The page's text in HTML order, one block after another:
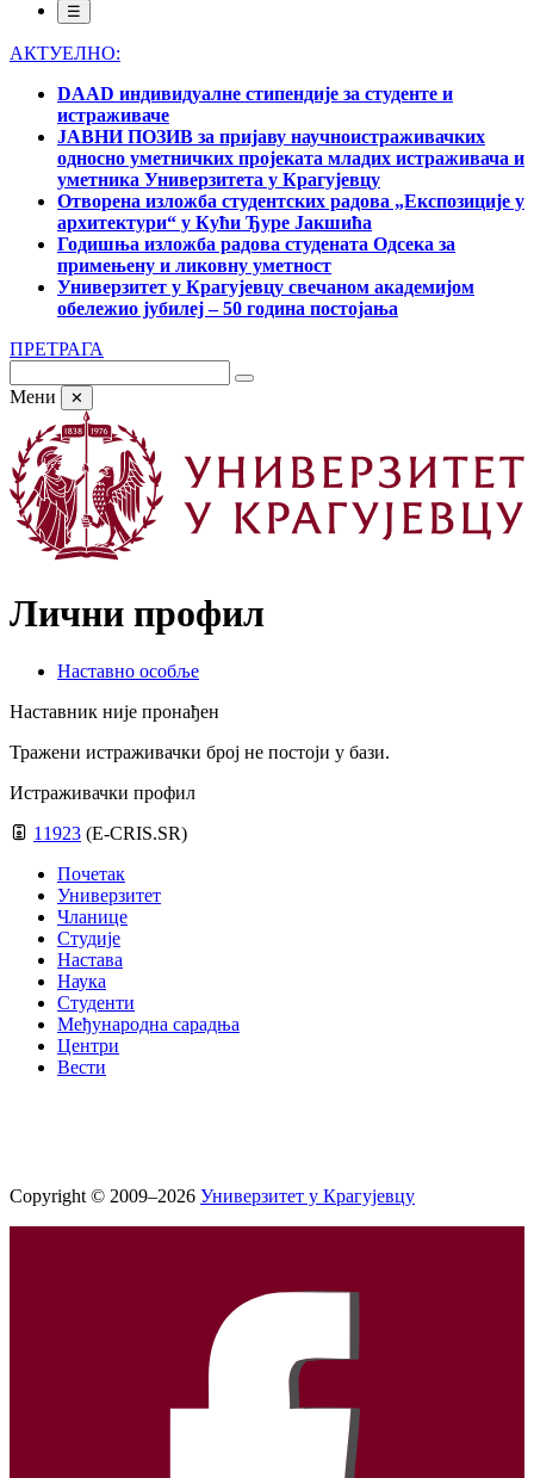
☰
АКТУЕЛНО:
DAAD индивидуалне стипендије за студенте и
истраживаче
ЈАВНИ ПОЗИВ за пријаву научноистраживачких
односно уметничких пројеката младих истраживача и
уметника Универзитета у Крагујевцу
Отворена изложба студентских радова „Експозиције у
архитектури“ у Кући Ђуре Јакшића
Годишња изложба радова студената Одсека за
примењену и ликовну уметност
Универзитет у Крагујевцу свечаном академијом
обележио јубилеј – 50 година постојања
ПРЕТРАГА
Мени ✕
Лични профил
Наставно особље
Наставник није пронађен
Тражени истраживачки број не постоји у бази.
Истраживачки профил
11923 (E-CRIS.SR)
Почетак
Универзитет
Чланице
Студије
Настава
Наука
Студенти
Међународна сарадња
Центри
Вести
Copyright © 2009–2026 Универзитет у Крагујевцу